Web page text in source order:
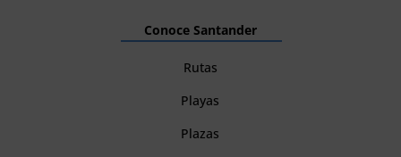
Conoce Santander
Rutas
Playas
Plazas